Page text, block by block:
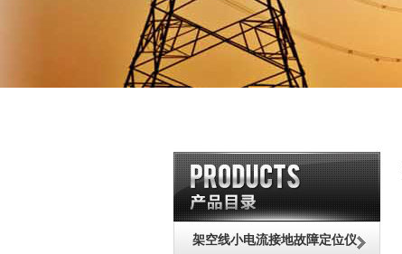
架空线小电流接地故障定位仪